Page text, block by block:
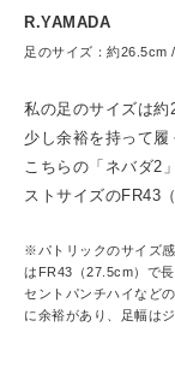
R.YAMADA
足のサイズ：約26.5cm
私の足のサイズは
少し余裕を持って履
こちらの「ネバダ2
ストサイズのFR43
※パトリックのサイズ
はFR43（27.5cm）で
セントパンチハイなど
に余裕があり、足幅は